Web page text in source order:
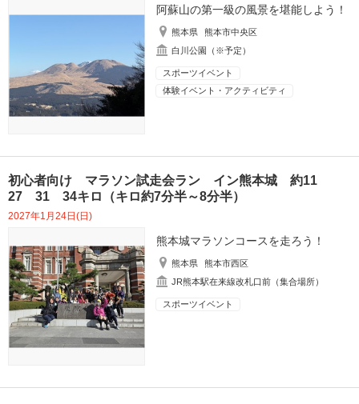
阿蘇山の第一級の風景を堪能しよう！
熊本県
熊本市中央区
白川公園（※予定）
スポーツイベント
体験イベント・アクティビティ
初心者向け マラソン試走会ラン イン熊本城 約11
27 31 34キロ（キロ約7分半～8分半）
2027年1月24日(日)
熊本城マラソンコースを走ろう！
熊本県
熊本市西区
JR熊本駅在来線改札口前（集合場所）
スポーツイベント